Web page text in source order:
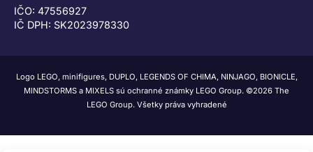
IČO: 47556927
IČ DPH: SK2023978330
Logo LEGO, minifigures, DUPLO, LEGENDS OF CHIMA, NINJAGO, BIONICLE,
MINDSTORMS a MIXELS sú ochranné známky LEGO Group. ©2026 The
LEGO Group. Všetky práva vyhradené